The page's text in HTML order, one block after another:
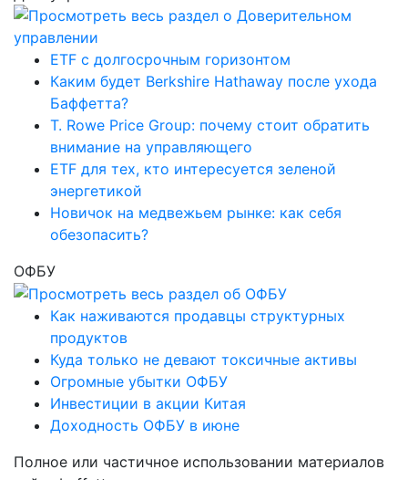
ETF с долгосрочным горизонтом
Каким будет Berkshire Hathaway после ухода
Баффетта?
T. Rowe Price Group: почему стоит обратить
внимание на управляющего
ETF для тех, кто интересуется зеленой
энергетикой
Новичок на медвежьем рынке: как себя
обезопасить?
ОФБУ
Как наживаются продавцы структурных
продуктов
Куда только не девают токсичные активы
Огромные убытки ОФБУ
Инвестиции в акции Китая
Доходность ОФБУ в июне
Полное или частичное использовании материалов